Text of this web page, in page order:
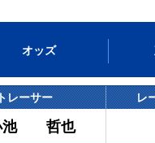
オッズ
レーサー レ
池 哲也